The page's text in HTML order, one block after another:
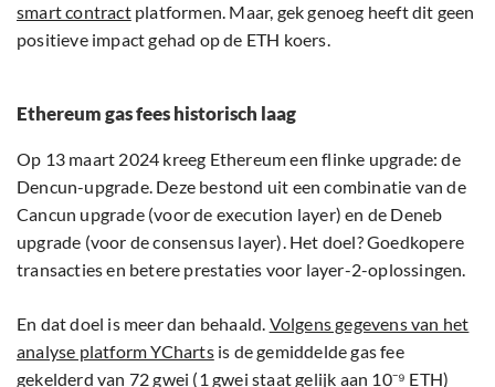
smart contractplatformen. Maar, gek genoeg heeft dit geen
positieve impact gehad op de ETH koers.
Ethereum gas fees historisch laag
Op 13 maart 2024 kreeg Ethereum een flinke upgrade: de
Dencun-upgrade. Deze bestond uit een combinatie van de
Cancun upgrade (voor de execution layer) en de Deneb
upgrade (voor de consensus layer). Het doel? Goedkopere
transacties en betere prestaties voor layer-2-oplossingen.
En dat doel is meer dan behaald. Volgens gegevens van het
analyse platform YChartsis de gemiddelde gas fee
gekelderd van 72 gwei (1 gwei staat gelijk aan 10⁻⁹ ETH)